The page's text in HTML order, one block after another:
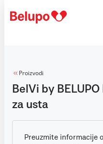
Proizvodi
BelVi by
za usta
Preuzmite informacije